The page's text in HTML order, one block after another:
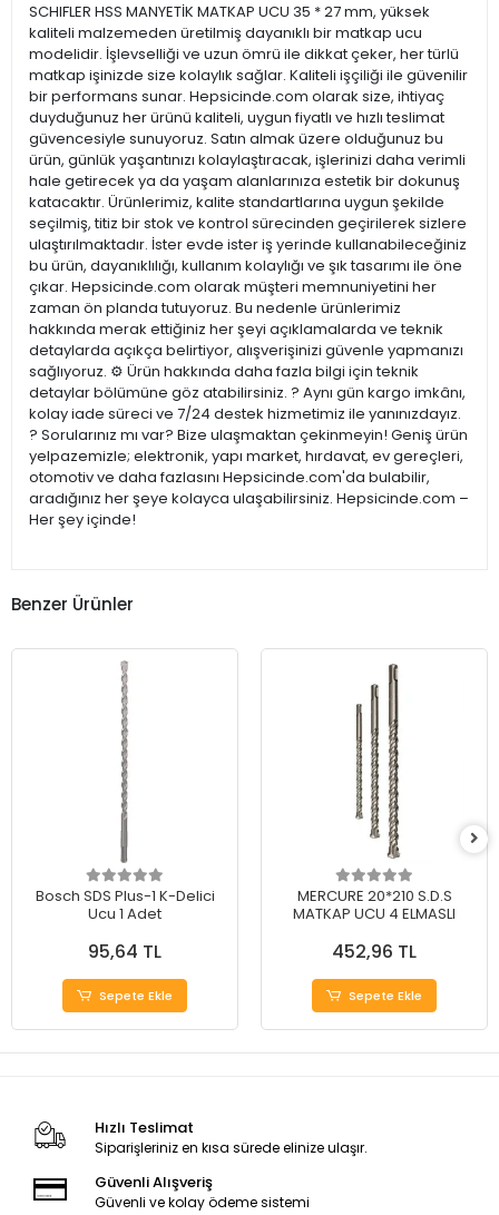
SCHIFLER HSS MANYETİK MATKAP UCU 35 * 27 mm, yüksek
kaliteli malzemeden üretilmiş dayanıklı bir matkap ucu
modelidir. İşlevselliği ve uzun ömrü ile dikkat çeker, her türlü
matkap işinizde size kolaylık sağlar. Kaliteli işçiliği ile güvenilir
bir performans sunar. Hepsicinde.com olarak size, ihtiyaç
duyduğunuz her ürünü kaliteli, uygun fiyatlı ve hızlı teslimat
güvencesiyle sunuyoruz. Satın almak üzere olduğunuz bu
ürün, günlük yaşantınızı kolaylaştıracak, işlerinizi daha verimli
hale getirecek ya da yaşam alanlarınıza estetik bir dokunuş
katacaktır. Ürünlerimiz, kalite standartlarına uygun şekilde
seçilmiş, titiz bir stok ve kontrol sürecinden geçirilerek sizlere
ulaştırılmaktadır. İster evde ister iş yerinde kullanabileceğiniz
bu ürün, dayanıklılığı, kullanım kolaylığı ve şık tasarımı ile öne
çıkar. Hepsicinde.com olarak müşteri memnuniyetini her
zaman ön planda tutuyoruz. Bu nedenle ürünlerimiz
hakkında merak ettiğiniz her şeyi açıklamalarda ve teknik
detaylarda açıkça belirtiyor, alışverişinizi güvenle yapmanızı
sağlıyoruz. ⚙️ Ürün hakkında daha fazla bilgi için teknik
detaylar bölümüne göz atabilirsiniz. ? Aynı gün kargo imkânı,
kolay iade süreci ve 7/24 destek hizmetimiz ile yanınızdayız.
? Sorularınız mı var? Bize ulaşmaktan çekinmeyin! Geniş ürün
yelpazemizle; elektronik, yapı market, hırdavat, ev gereçleri,
otomotiv ve daha fazlasını Hepsicinde.com'da bulabilir,
aradığınız her şeye kolayca ulaşabilirsiniz. Hepsicinde.com –
Her şey içinde!
Benzer Ürünler
Bosch SDS Plus-1 K-Delici
Ucu 1 Adet
95,64 TL
Sepete Ekle
MERCURE 20*210 S.D.S
MATKAP UCU 4 ELMASLI
452,96 TL
Sepete Ekle
Hızlı Teslimat
Siparişleriniz en kısa sürede elinize ulaşır.
Güvenli Alışveriş
Güvenli ve kolay ödeme sistemi